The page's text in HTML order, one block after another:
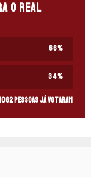
o Real
66%
34%
1062 pessoas já votaram